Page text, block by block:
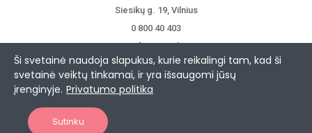
Siesikų g. 19, Vilnius
0 800 40 403
info@vmvt.lt
www.vmvt.lt
Superaugintinis.lt © 2026. Visos teisės saugomos.
Ši svetainė naudoja slapukus, kurie reikalingi tam, kad ši
svetainė veiktų tinkamai, ir yra išsaugomi jūsų
įrenginyje. Privatumo politika
Sutinku